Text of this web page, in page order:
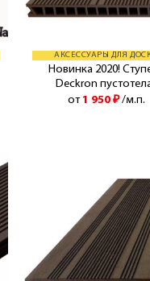
АКСЕССУАРЫ ДЛЯ
Новинка 2020!
Deckron
от 1 950₽ /м.п.